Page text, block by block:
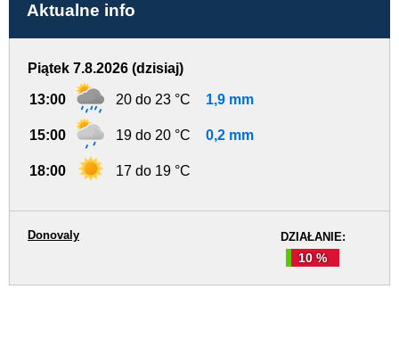
Aktualne info
Piątek 7.8.2026 (dzisiaj)
13:00 20 do 23 °C 1,9 mm
15:00 19 do 20 °C 0,2 mm
18:00 17 do 19 °C
DZIAŁANIE:
10 %
Donovaly